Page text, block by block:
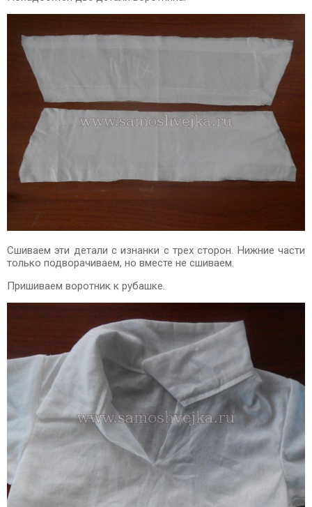
Сшиваем эти детали с изнанки с трех сторон. Нижние части
только подворачиваем, но вместе не сшиваем.
Пришиваем воротник к рубашке.